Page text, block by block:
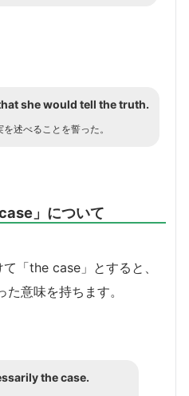
she would tell the truth.
述べることを誓った。
」について
「the case」とすると、
た意味を持ちます。
the case.